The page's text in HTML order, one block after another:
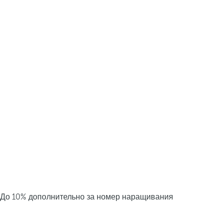
До 10% дополнительно за номер наращивания